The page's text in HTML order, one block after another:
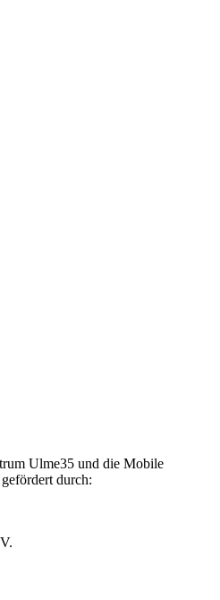
Ulme35 und die Mobile
durch: